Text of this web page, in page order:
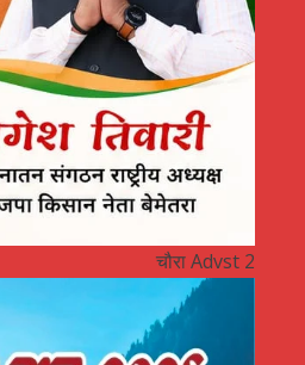
चौरा Advst 2